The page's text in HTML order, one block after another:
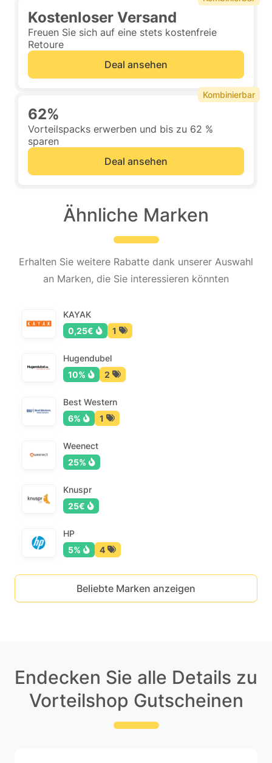
Kostenloser Versand
Freuen Sie sich auf eine stets kostenfreie
Retoure
Deal ansehen
62%
Vorteilspacks erwerben und bis zu 62 %
sparen
Deal ansehen
Kombinierbar
Ähnliche Marken
Erhalten Sie weitere Rabatte dank unserer Auswahl
an Marken, die Sie interessieren könnten
KAYAK
0,25€
1
Hugendubel
10%
2
Best Western
6%
1
Weenect
25%
Knuspr
25€
HP
5%
4
Beliebte Marken anzeigen
Endecken Sie alle Details zu
Vorteilshop Gutscheinen